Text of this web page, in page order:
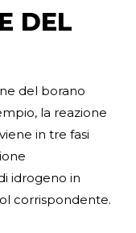
DEL
del borano
la reazione
in tre fasi
idrogeno in
corrispondente.